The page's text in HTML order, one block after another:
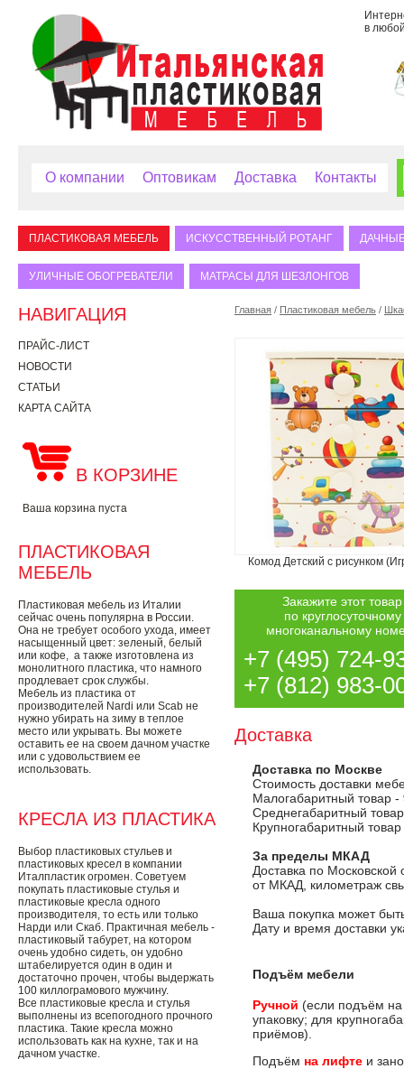
в
О компании Оптовикам Доставка Контакты
ПЛАСТИКОВАЯ МЕБЕЛЬ ИСКУССТВЕННЫЙ РОТАНГ
УЛИЧНЫЕ ОБОГРЕВАТЕЛИ МАТРАСЫ ДЛЯ ШЕЗЛОНГОВ
НАВИГАЦИЯ
ПРАЙС-ЛИСТ
НОВОСТИ
СТАТЬИ
КАРТА САЙТА
В КОРЗИНЕ
Ваша корзина пуста
ПЛАСТИКОВАЯ
МЕБЕЛЬ
Пластиковая мебель из Италии
сейчас очень популярна в России.
Она не требует особого ухода, имеет
насыщенный цвет: зеленый, белый
или кофе, а также изготовлена из
монолитного пластика, что намного
продлевает срок службы.
Мебель из пластика от
производителей Nardi или Scab не
нужно убирать на зиму в теплое
место или укрывать. Вы можете
оставить ее на своем дачном участке
или с удовольствием ее
использовать.
КРЕСЛА ИЗ ПЛАСТИКА
Выбор пластиковых стульев и
пластиковых кресел в компании
Италпластик огромен. Советуем
покупать пластиковые стулья и
пластиковые кресла одного
производителя, то есть или только
Нарди или Скаб. Практичная мебель -
пластиковый табурет, на котором
очень удобно сидеть, он удобно
штабелируется один в один и
достаточно прочен, чтобы выдержать
100 киллограмового мужчину.
Все пластиковые кресла и стулья
выполнены из всепогодного прочного
пластика. Такие кресла можно
использовать как на кухне, так и на
дачном участке.
Главная / Пластиковая мебель /
Комод Детский с рисунком
Закажите этот товар
по круглосуточному
многоканальному
+7 (495) 724-
+7 (812) 983-
Доставка
Доставка по Москве
Стоимость доставки
Малогабаритный товар -
Среднегабаритный
Крупногабаритный
За пределы МКАД
Доставка по
от МКАД, километраж
Ваша покупка может
Дату и время доставки
Подъём мебели
Ручной (если подъём
упаковку; для
приёмов).
Подъём на лифте и